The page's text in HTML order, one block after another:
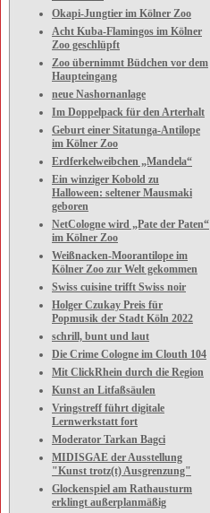
Okapi-Jungtier im Kölner Zoo
Acht Kuba-Flamingos im Kölner
Zoo geschlüpft
Zoo übernimmt Büdchen vor dem
Haupteingang
neue Nashornanlage
Im Doppelpack für den Arterhalt
Geburt einer Sitatunga-Antilope
im Kölner Zoo
Erdferkelweibchen „Mandela“
Ein winziger Kobold zu
Halloween: seltener Mausmaki
geboren
NetCologne wird „Pate der Paten“
im Kölner Zoo
Weißnacken-Moorantilope im
Kölner Zoo zur Welt gekommen
Swiss cuisine trifft Swiss noir
Holger Czukay Preis für
Popmusik der Stadt Köln 2022
schrill, bunt und laut
Die Crime Cologne im Clouth 104
Mit ClickRhein durch die Region
Kunst an Litfaßsäulen
Vringstreff führt digitale
Lernwerkstatt fort
Moderator Tarkan Bagci
MIDISGAE der Ausstellung
"Kunst trotz(t) Ausgrenzung"
Glockenspiel am Rathausturm
erklingt außerplanmäßig